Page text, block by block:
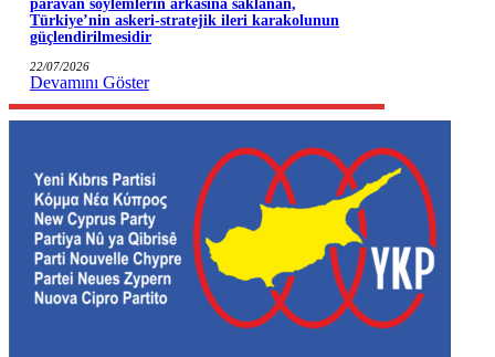
paravan söylemlerin arkasına saklanan,
Türkiye’nin askeri-stratejik ileri karakolunun
güçlendirilmesidir
22/07/2026
Devamını Göster